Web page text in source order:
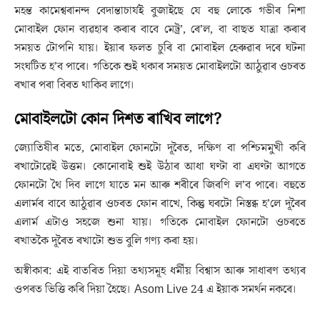
মহন্ত কামেশ্বৰানন্দ বেদান্তাচাৰ্যই বুজাইছে যে বহু লোকে গভীৰ নিশা
মোবাইল ফোন ব্যৱহাৰ কৰাৰ বাবে মেট্ৰ’, ৰে’ল, বা বাছত যাত্ৰা কৰাৰ
সময়ত টোপনি যায়। ইয়াৰ ফলত চুৰি বা মোবাইল হেৰুৱাৰ দৰে ঘটনা
সংঘটিত হ’ব পাৰে। গতিকে শুই থকাৰ সময়ত মোবাইলটো আঠুৱাৰ ওচৰত
ৰখাৰ পৰা বিৰত থাকিব লাগে।
মোবাইলটো কোন দিশত ৰাখিব লাগে?
জ্যোতিষীৰ মতে, মোবাইল ফোনটো দূৰৈত, দক্ষিণ বা পশ্চিমমুখী কৰি
ৰখাটোৱেই উত্তম। কোনোবাই শুই উঠাৰ আধা ঘণ্টা বা এঘণ্টা আগতে
ফোনটো থৈ দিব লাগে যাতে মন আৰু শৰীৰে জিৰণি ল’ব পাৰে। বহুতে
এলাৰ্মৰ বাবে আঠুৱাৰ ওচৰত ফোন ৰাখে, কিন্তু ঘৰটো নিস্তব্ধ হ’লে দূৰৈৰ
এলাৰ্ম এটাও সহজে শুনা যায়। গতিকে মোবাইল ফোনটো ওচৰতে
ৰখাতকৈ দূৰৈত ৰখাটো শুভ বুলি গণ্য কৰা হয়।
অস্বীকাৰ: এই বাতৰিত দিয়া তথ্যসমূহ ধৰ্মীয় বিশ্বাস আৰু সাধাৰণ তথ্যৰ
ওপৰত ভিত্তি কৰি দিয়া হৈছে। Asom Live 24 এ ইয়াক সমৰ্থন নকৰে।